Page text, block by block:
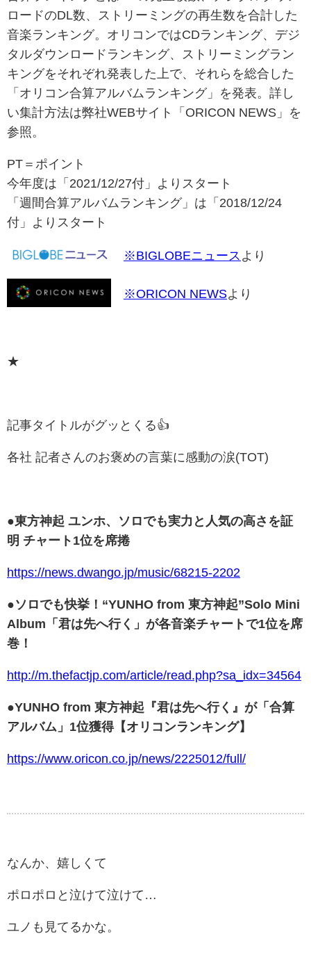
ロードのDL数、ストリーミングの再生数を合計した
音楽ランキング。オリコンではCDランキング、デジ
タルダウンロードランキング、ストリーミングラン
キングをそれぞれ発表した上で、それらを総合した
「オリコン合算アルバムランキング」を発表。詳し
い集計方法は弊社WEBサイト「ORICON NEWS」を
参照。
PT＝ポイント
今年度は「2021/12/27付」よりスタート
「週間合算アルバムランキング」は「2018/12/24
付」よりスタート
※BIGLOBEニュース より
※ORICON NEWSより
★
記事タイトルがグッとくる👍
各社 記者さんのお褒めの言葉に感動の涙(TOT)
●東方神起 ユンホ、ソロでも実力と人気の高さを証
明 チャート1位を席捲
https://news.dwango.jp/music/68215-2202
●ソロでも快挙！“YUNHO from 東方神起”Solo Mini
Album「君は先へ行く」が各音楽チャートで1位を席
巻！
http://m.thefactjp.com/article/read.php?sa_idx=34564
●YUNHO from 東方神起『君は先へ行く』が「合算
アルバム」1位獲得【オリコンランキング】
https://www.oricon.co.jp/news/2225012/full/
なんか、嬉しくて
ポロポロと泣けて泣けて…
ユノも見てるかな。